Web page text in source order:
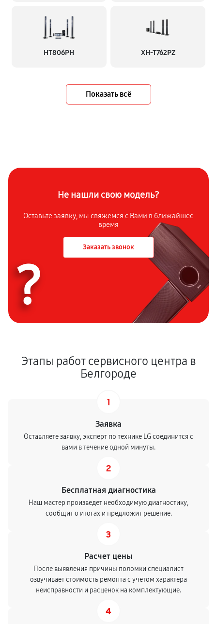
HT806PH XH-T762PZ
Показать всё
Не нашли свою модель?
Оставьте заявку, мы свяжемся с Вами в ближайшее
время
Заказать звонок
?
Этапы работ сервисного центра в
Белгороде
1
Заявка
Оставляете заявку, эксперт по технике LG соединится с
вами в течение одной минуты.
2
Бесплатная диагностика
Наш мастер произведет необходимую диагностику,
сообщит о итогах и предложит решение.
3
Расчет цены
После выявления причины поломки специалист
озвучивает стоимость ремонта с учетом характера
неисправности и расценок на комплектующие.
4